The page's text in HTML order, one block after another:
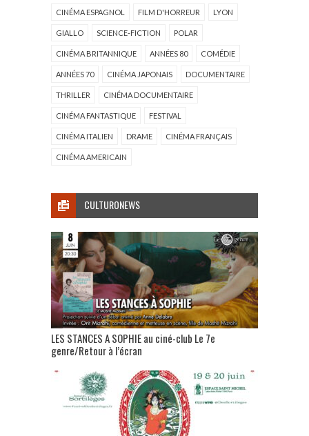
CINÉMA ESPAGNOL FILM D'HORREUR LYON
GIALLO SCIENCE-FICTION POLAR
CINÉMA BRITANNIQUE ANNÉES 80 COMÉDIE
ANNÉES 70 CINÉMA JAPONAIS DOCUMENTAIRE
THRILLER CINÉMA DOCUMENTAIRE
CINÉMA FANTASTIQUE FESTIVAL
CINÉMA ITALIEN DRAME CINÉMA FRANÇAIS
CINÉMA AMERICAIN
CULTURONEWS
LES STANCES A SOPHIE au ciné-club Le 7e
genre/Retour à l’écran